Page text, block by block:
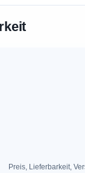
Preis, Lieferbarkeit,